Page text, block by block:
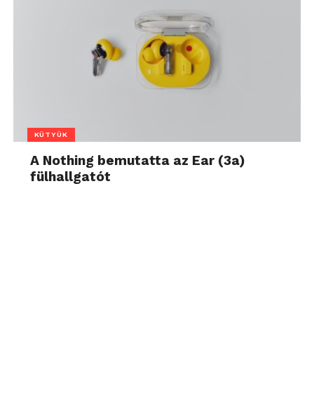
A Nothing bemutatta az Ear (3a)
fülhallgatót